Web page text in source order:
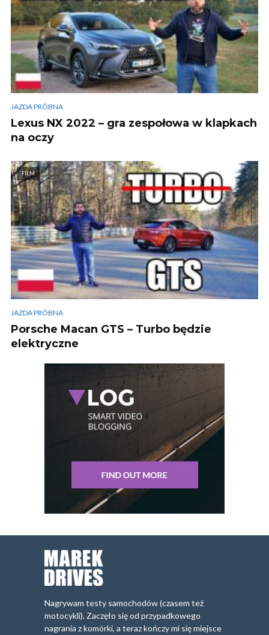
JAZDA PRÓBNA
Lexus NX 2022 – gra zespołowa w klapkach
na oczy
FILM
JAZDA PRÓBNA
Porsche Macan GTS – Turbo będzie
elektryczne
Nagrywam testy samochodów (czasem też
motocykli). Zaczęło się od przypadkowego
nagrania z komórki, a teraz kończy mi się miejsce